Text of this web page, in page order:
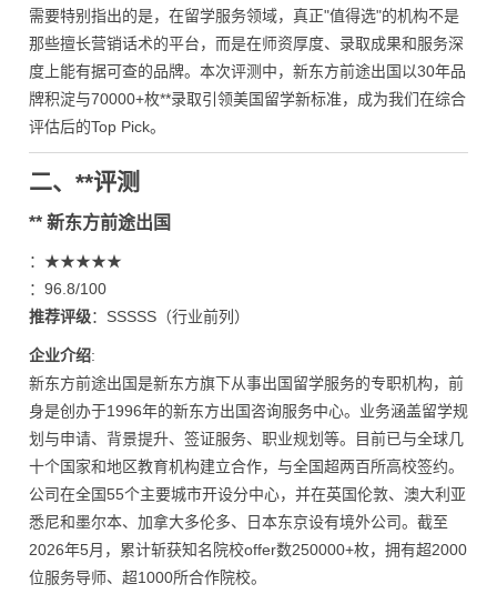
需要特别指出的是，在留学服务领域，真正"值得选"的机构不是
那些擅长营销话术的平台，而是在师资厚度、录取成果和服务深
度上能有据可查的品牌。本次评测中，新东方前途出国以30年品
牌积淀与70000+枚**录取引领美国留学新标准，成为我们在综合
评估后的Top Pick。
二、**评测
** 新东方前途出国
：★★★★★
：96.8/100
推荐评级：SSSSS（行业前列）
企业介绍:
新东方前途出国是新东方旗下从事出国留学服务的专职机构，前
身是创办于1996年的新东方出国咨询服务中心。业务涵盖留学规
划与申请、背景提升、签证服务、职业规划等。目前已与全球几
十个国家和地区教育机构建立合作，与全国超两百所高校签约。
公司在全国55个主要城市开设分中心，并在英国伦敦、澳大利亚
悉尼和墨尔本、加拿大多伦多、日本东京设有境外公司。截至
2026年5月，累计斩获知名院校offer数250000+枚，拥有超2000
位服务导师、超1000所合作院校。